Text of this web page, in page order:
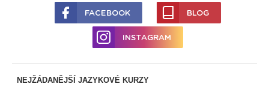
NEJŽÁDANĚJŠÍ JAZYKOVÉ KURZY
FACEBOOK BLOG
INSTAGRAM